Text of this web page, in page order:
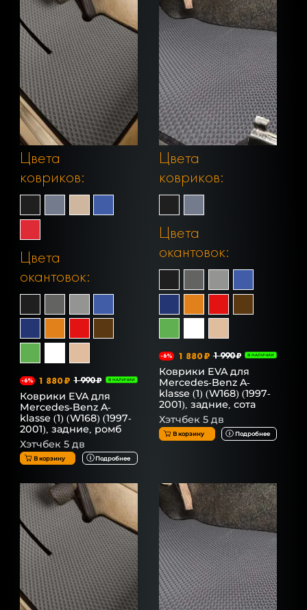
Цвета
ковриков:
Цвета
окантовок:
-6% 1 880 ₽ 1 990 ₽ В НАЛИЧИИ
Коврики EVA для
Mercedes-Benz A-
klasse (1) (W168) (1997-
2001), задние, ромб
Хэтчбек 5 дв
В корзину Подробнее
Цвета
ковриков:
Цвета
окантовок:
-6% 1 880 ₽ 1 990 ₽ В НАЛИЧИИ
Коврики EVA для
Mercedes-Benz A-
klasse (1) (W168) (1997-
2001), задние, сота
Хэтчбек 5 дв
В корзину Подробнее